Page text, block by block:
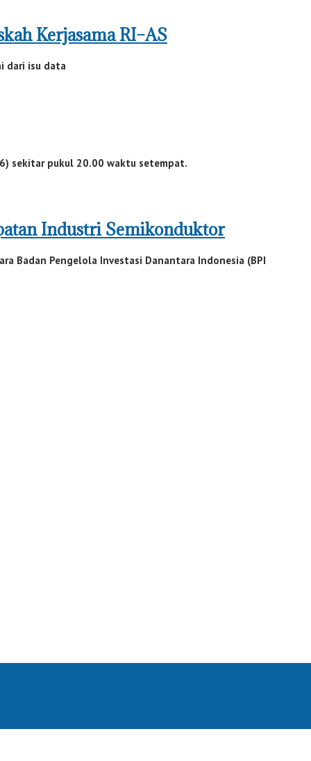
Kerjasama RI–AS
dari isu data
sekitar pukul 20.00 waktu setempat.
Industri Semikonduktor
Badan Pengelola Investasi Danantara Indonesia (BPI